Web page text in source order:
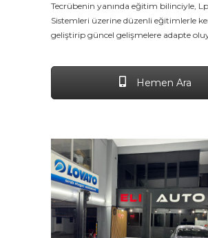
Tecrübenin yanında eğitim bilinciyle,
Sistemleri üzerine düzenli eğitimlerle
geliştirip güncel gelişmelere adapte
Hemen Ara